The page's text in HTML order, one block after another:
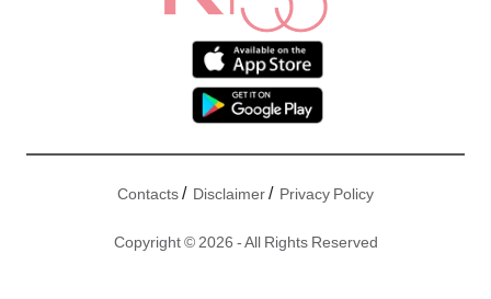
Contacts/ Disclaimer/ Privacy Policy
Copyright © 2026 - All Rights Reserved